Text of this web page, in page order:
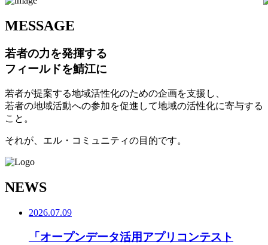
MESSAGE
若者の力を発揮する
フィールドを鯖江に
若者が提案する地域活性化のための企画を支援し、
若者の地域活動への参加を促進して地域の活性化に寄与する
こと。
それが、エル・コミュニティの目的です。
NEWS
2026.07.09
「オープンデータ活用アプリコンテスト